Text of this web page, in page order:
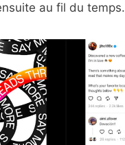
au fil du temps.